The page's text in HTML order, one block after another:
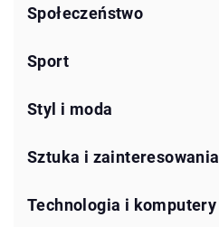
Społeczeństwo
Sport
Styl i moda
Sztuka i zainteresowania
Technologia i komputery